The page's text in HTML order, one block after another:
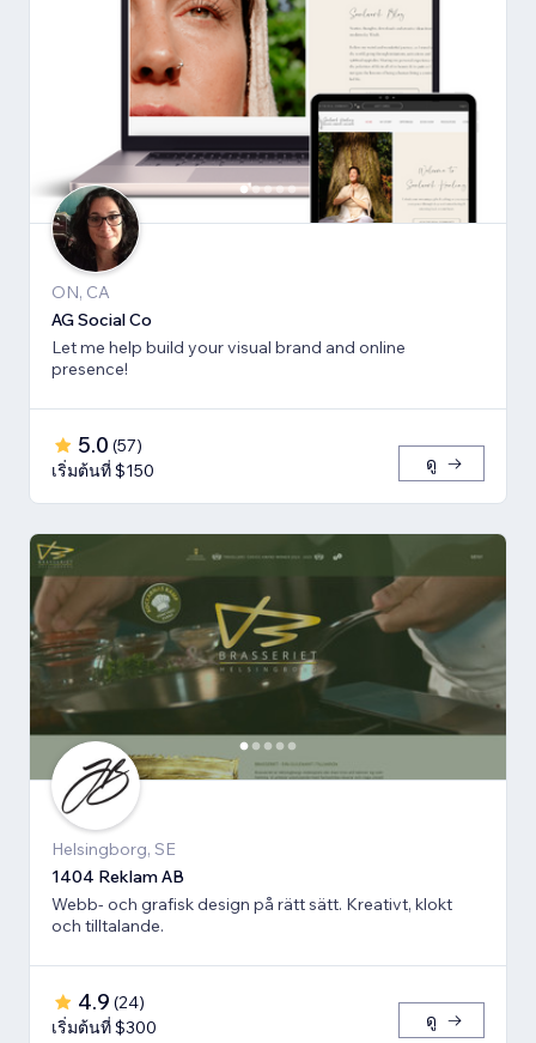
ON, CA
AG Social Co
Let me help build your visual brand and online
presence!
5.0 (57)
เริ่มต้นที่ $150
ดู
Helsingborg, SE
1404 Reklam AB
Webb- och grafisk design på rätt sätt. Kreativt, klokt
och tilltalande.
4.9 (24)
เริ่มต้นที่ $300
ดู